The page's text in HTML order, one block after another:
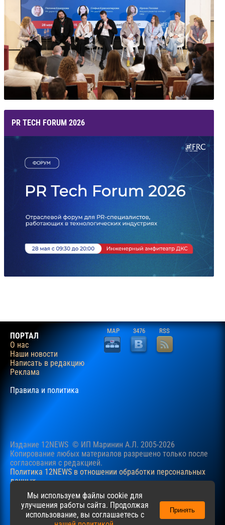
PR TECH FORUM 2026
ПОРТАЛ
О нас
Наши новости
Написать в редакцию
Реклама
Правила и политика
MAP 3476 RSS
Издание 12NEWS © ИП Маринин А.Л. 2005-2026
Копирование любых материалов разрешено только после
согласования c редакцией.
Политика 12NEWS в отношении обработки персональных
данных
Наш сайт использует файлы cookie для учучшения
пользовательского опыта. Продолжая просматривать сайт,
вы соглашаетесь с нашейПолитикойв отношении файлов
Мы используем файлы cookie для
улучшения работы сайта. Продолжая
использование, вы соглашаетесь с
Принять